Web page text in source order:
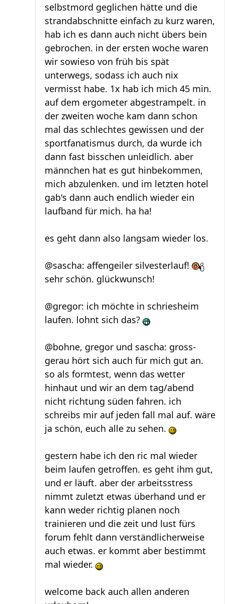
selbstmord geglichen hätte und die
strandabschnitte einfach zu kurz waren,
hab ich es dann auch nicht übers bein
gebrochen. in der ersten woche waren
wir sowieso von früh bis spät
unterwegs, sodass ich auch nix
vermisst habe. 1x hab ich mich 45 min.
auf dem ergometer abgestrampelt. in
der zweiten woche kam dann schon
mal das schlechtes gewissen und der
sportfanatismus durch, da wurde ich
dann fast bisschen unleidlich. aber
männchen hat es gut hinbekommen,
mich abzulenken. und im letzten hotel
gab's dann auch endlich wieder ein
laufband für mich. ha ha!
es geht dann also langsam wieder los.
@sascha: affengeiler silvesterlauf!
sehr schön. glückwunsch!
@gregor: ich möchte in schriesheim
laufen. lohnt sich das?
@bohne, gregor und sascha: gross-
gerau hört sich auch für mich gut an.
so als formtest, wenn das wetter
hinhaut und wir an dem tag/abend
nicht richtung süden fahren. ich
schreibs mir auf jeden fall mal auf. wäre
ja schön, euch alle zu sehen.
gestern habe ich den ric mal wieder
beim laufen getroffen. es geht ihm gut,
und er läuft. aber der arbeitsstress
nimmt zuletzt etwas überhand und er
kann weder richtig planen noch
trainieren und die zeit und lust fürs
forum fehlt dann verständlicherweise
auch etwas. er kommt aber bestimmt
mal wieder.
welcome back auch allen anderen